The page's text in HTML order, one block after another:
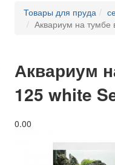
Товары для пруда
Аквариум на тумбе
Аквариум
125 white
0.00